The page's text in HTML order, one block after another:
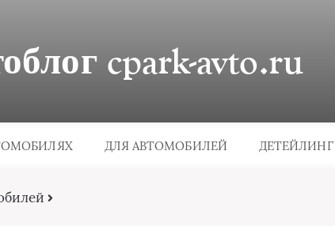
cpark-avto.ru
ДЛЯ АВТОМОБИЛЕЙ ДЕТЕЙЛИНГ